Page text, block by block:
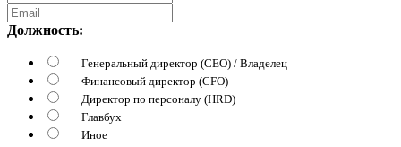
Должность:
Генеральный директор (CEO) / Владелец
Финансовый директор (CFO)
Директор по персоналу (HRD)
Главбух
Иное